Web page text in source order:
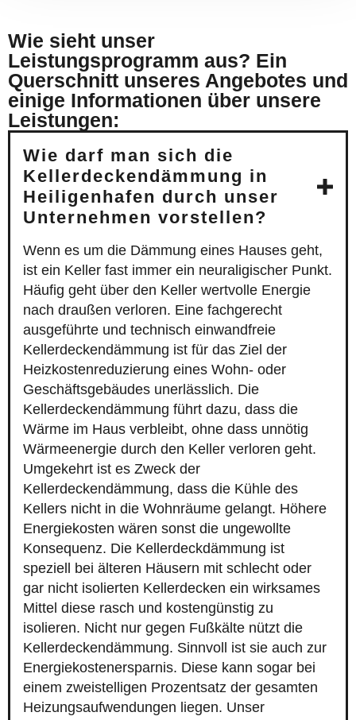
Wie sieht unser
Leistungsprogramm aus? Ein
Querschnitt unseres Angebotes und
einige Informationen über unsere
Leistungen:
Wie darf man sich die
Kellerdeckendämmung in
Heiligenhafen durch unser
Unternehmen vorstellen?
Wenn es um die Dämmung eines Hauses geht,
ist ein Keller fast immer ein neuraligischer Punkt.
Häufig geht über den Keller wertvolle Energie
nach draußen verloren. Eine fachgerecht
ausgeführte und technisch einwandfreie
Kellerdeckendämmung ist für das Ziel der
Heizkostenreduzierung eines Wohn- oder
Geschäftsgebäudes unerlässlich. Die
Kellerdeckendämmung führt dazu, dass die
Wärme im Haus verbleibt, ohne dass unnötig
Wärmeenergie durch den Keller verloren geht.
Umgekehrt ist es Zweck der
Kellerdeckendämmung, dass die Kühle des
Kellers nicht in die Wohnräume gelangt. Höhere
Energiekosten wären sonst die ungewollte
Konsequenz. Die Kellerdeckdämmung ist
speziell bei älteren Häusern mit schlecht oder
gar nicht isolierten Kellerdecken ein wirksames
Mittel diese rasch und kostengünstig zu
isolieren. Nicht nur gegen Fußkälte nützt die
Kellerdeckendämmung. Sinnvoll ist sie auch zur
Energiekostenersparnis. Diese kann sogar bei
einem zweistelligen Prozentsatz der gesamten
Heizungsaufwendungen liegen. Unser